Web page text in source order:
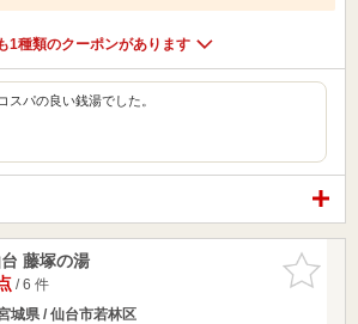
1種類のクーポンがあります
スパの良い銭湯でした。
お気に入
りに追加
藤塚の湯
/ 6 件
城県 / 仙台市若林区